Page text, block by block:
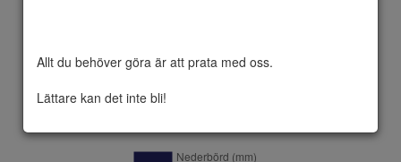
Allt du behöver göra är att prata med oss.
Lättare kan det inte bli!